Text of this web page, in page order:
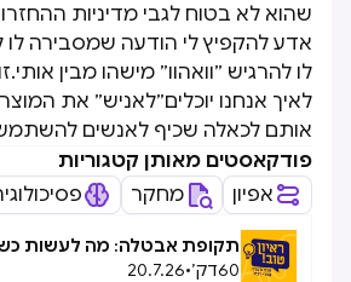
שהוא לא בטוח לגבי מדיניות
אדע להקפיץ לי הודעה שמסבירה לו
לו להרגיש ״וואהוו״ מישהו מבין
לאיך אנחנו יוכלים״לאניש״ את
אותם לכאלה שכיף לאנשים
פודקאסטים מאותן קטגוריות
אפיון
מחקר
תקופת אבטלה: מה לעשות
60דק׳•
20.7.26